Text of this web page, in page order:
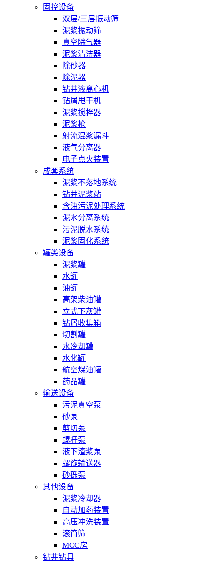
固控设备
双层/三层振动筛
泥浆振动筛
真空除气器
泥浆清洁器
除砂器
除泥器
钻井液离心机
钻屑甩干机
泥浆搅拌器
泥浆枪
射流混浆漏斗
液气分离器
电子点火装置
成套系统
泥浆不落地系统
钻井泥浆站
含油污泥处理系统
泥水分离系统
污泥脱水系统
泥浆固化系统
罐类设备
泥浆罐
水罐
油罐
高架柴油罐
立式下灰罐
钻屑收集箱
切割罐
水冷却罐
水化罐
航空煤油罐
药品罐
输送设备
污泥真空泵
砂泵
剪切泵
螺杆泵
液下渣浆泵
螺旋输送器
砂砾泵
其他设备
泥浆冷却器
自动加药装置
高压冲洗装置
滚筒筛
MCC房
钻井钻具